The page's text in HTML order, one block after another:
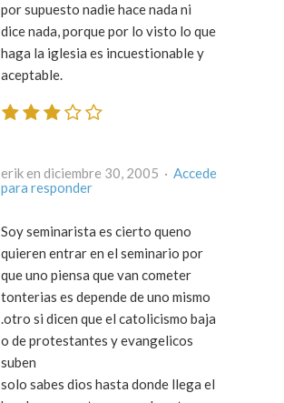
por supuesto nadie hace nada ni
dice nada, porque por lo visto lo que
haga la iglesia es incuestionable y
aceptable.
erik en diciembre 30, 2005 · Accede
para responder
Soy seminarista es cierto queno
quieren entrar en el seminario por
que uno piensa que van cometer
tonterias es depende de uno mismo
.otro si dicen que el catolicismo baja
o de protestantes y evangelicos
suben
solo sabes dios hasta donde llega el